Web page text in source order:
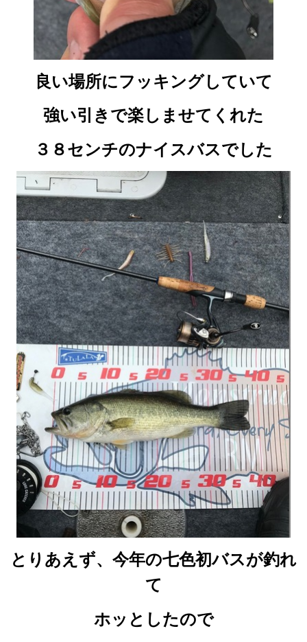
良い場所にフッキングしていて
強い引きで楽しませてくれた
３８センチのナイスバスでした
とりあえず、今年の七色初バスが釣れ
て
ホッとしたので